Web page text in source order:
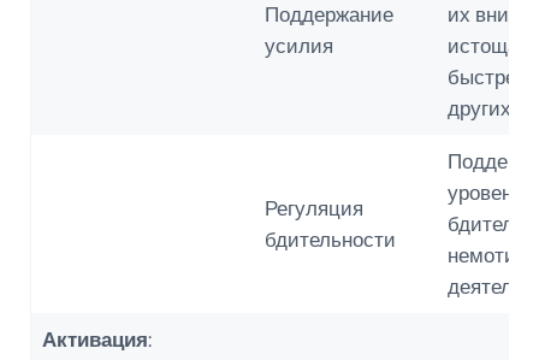
Поддержание
усилия
их
быстрее,
других
Регуляция
бдительности
уровень
Активация: